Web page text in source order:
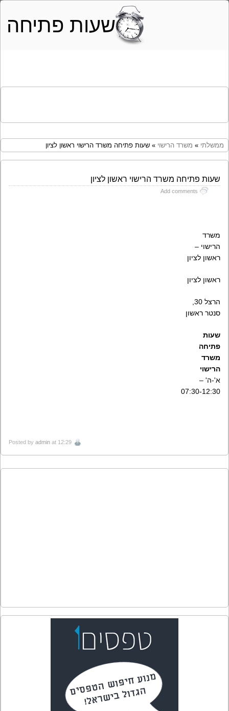
שעות פתיחה
ממשלתי » משרד הרישוי » שעות פתיחה משרד הרישוי ראשון לציון
שעות פתיחה משרד הרישוי ראשון לציון
Add comments
משרד
הרישוי –
ראשון לציון
ראשון לציון
סנטר ראשון
שעות
פתיחה
משרד
הרישוי
א'-ה' –
07:30-12:30
Posted by admin at 12:29